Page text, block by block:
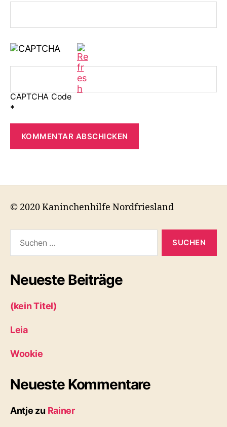
CAPTCHA Code
*
© 2020 Kaninchenhilfe Nordfriesland
nach:
Neueste Beiträge
(kein Titel)
Leia
Wookie
Neueste Kommentare
Antje zu Rainer